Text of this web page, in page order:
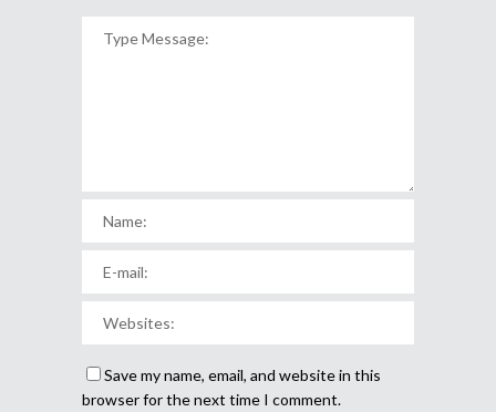
Save my name, email, and website in this
browser for the next time I comment.